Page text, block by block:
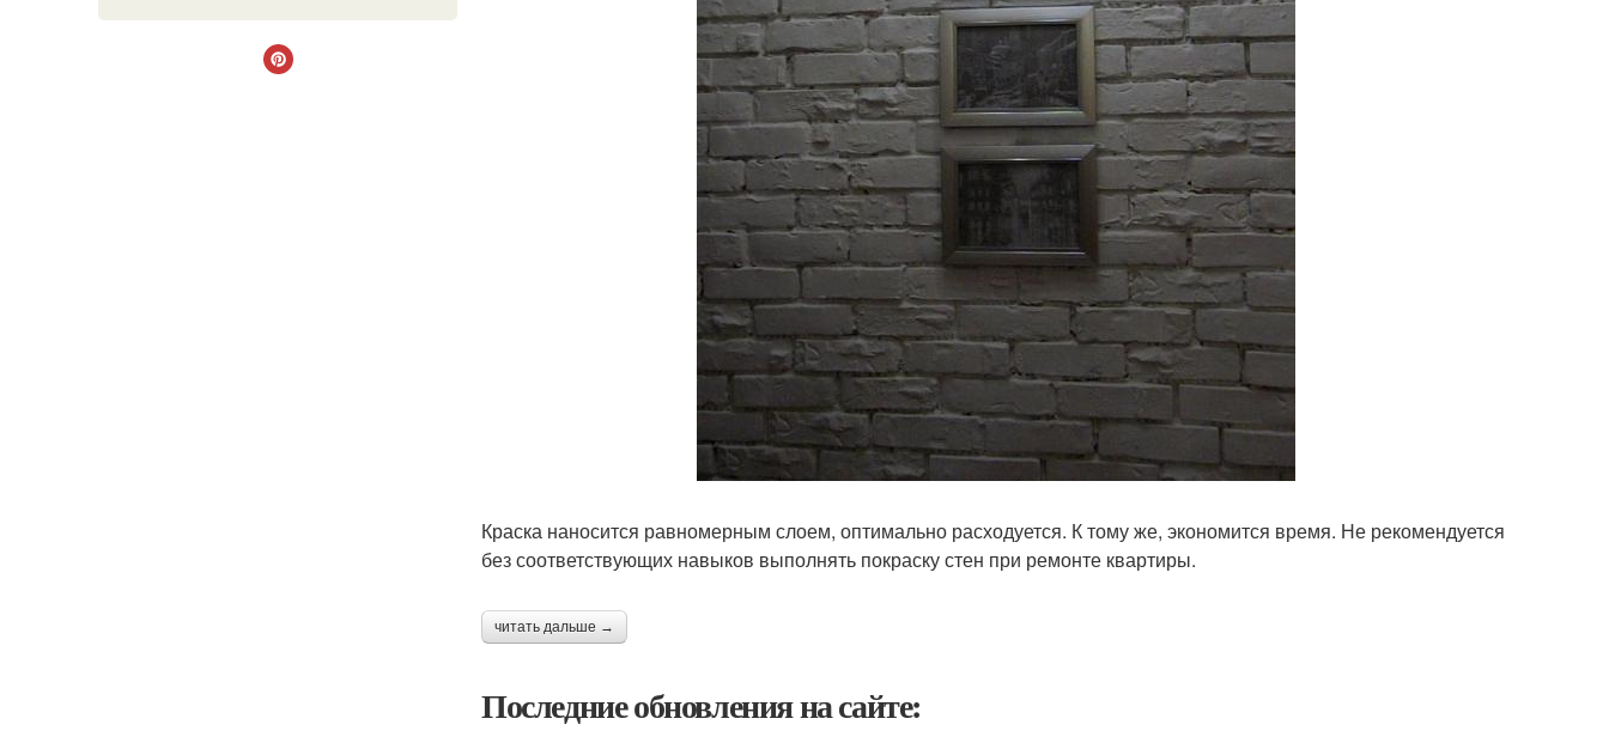
Краска наносится равномерным слоем, оптимально расходуется. К тому же, экономится время. Не рекомендуется
без соответствующих навыков выполнять покраску стен при ремонте квартиры.
читать дальше →
Последние обновления на сайте: